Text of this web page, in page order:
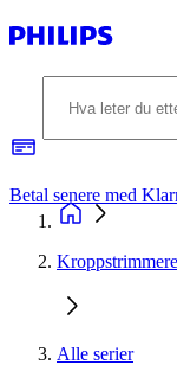
Betal senere med
Kroppstrimmere
Alle serier